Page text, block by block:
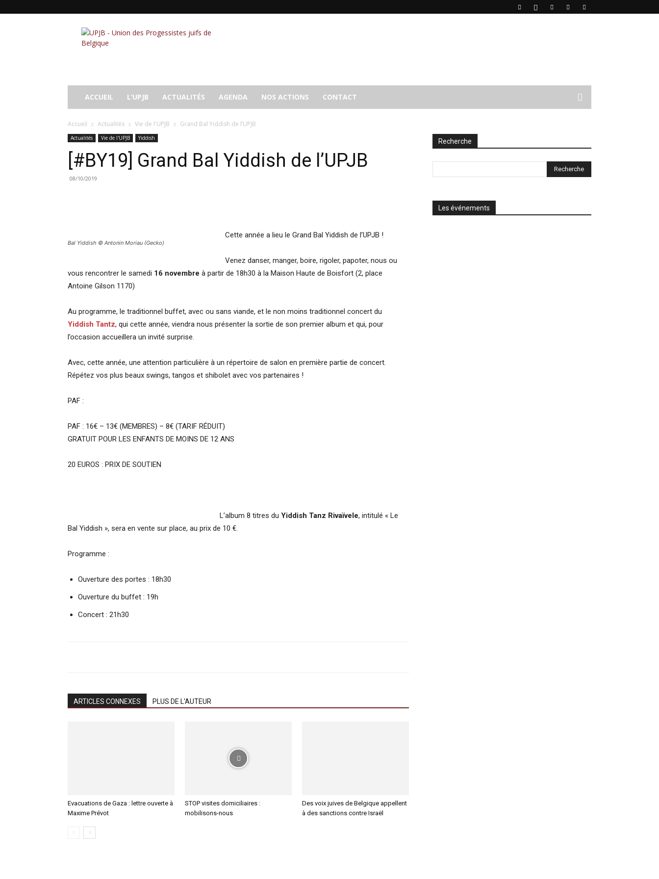
UPJB
ACCUEIL L’UPJB ACTUALITÉS AGENDA NOS ACTIONS CONTACT
Accueil Actualités Vie de l'UPJB Grand Bal Yiddish de l’UPJB
Actualités Vie de l'UPJB Yiddish
[#BY19] Grand Bal Yiddish de l’UPJB
08/10/2019
Bal Yiddish © Antonin Moriau (Gecko)
Cette année a lieu le Grand Bal Yiddish de l’UPJB !
Venez danser, manger, boire, rigoler, papoter, nous ou
vous rencontrer le samedi 16 novembre à partir de 18h30 à la Maison Haute de Boisfort (2, place
Antoine Gilson 1170)
Au programme, le traditionnel buffet, avec ou sans viande, et le non moins traditionnel concert du
Yiddish Tantz, qui cette année, viendra nous présenter la sortie de son premier album et qui, pour
l’occasion accueillera un invité surprise.
Avec, cette année, une attention particulière à un répertoire de salon en première partie de concert.
Répétez vos plus beaux swings, tangos et shibolet avec vos partenaires !
PAF :
PAF : 16€ – 13€ (MEMBRES) – 8€ (TARIF RÉDUIT)
GRATUIT POUR LES ENFANTS DE MOINS DE 12 ANS
20 EUROS : PRIX DE SOUTIEN
L’album 8 titres du Yiddish Tanz Rivaïvele, intitulé « Le
Bal Yiddish », sera en vente sur place, au prix de 10 €.
Programme :
Ouverture des portes : 18h30
Ouverture du buffet : 19h
Concert : 21h30
ARTICLES CONNEXES PLUS DE L'AUTEUR
Evacuations de Gaza : lettre ouverte à
Maxime Prévot
STOP visites domiciliaires :
mobilisons-nous
Des voix juives de Belgique appellent
à des sanctions contre Israël
Recherche
Les événements